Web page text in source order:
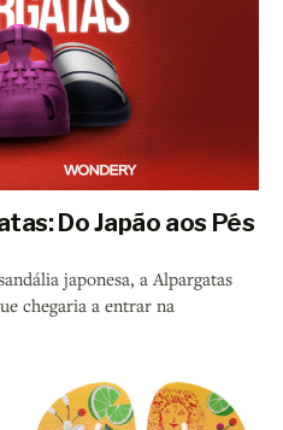
Do Japão aos Pés
japonesa, a Alpargatas
chegaria a entrar na